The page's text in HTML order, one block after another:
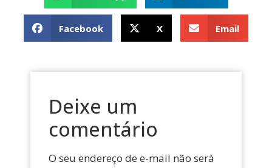
Facebook X Email
Deixe um
comentário
O seu endereço de e-mail não será